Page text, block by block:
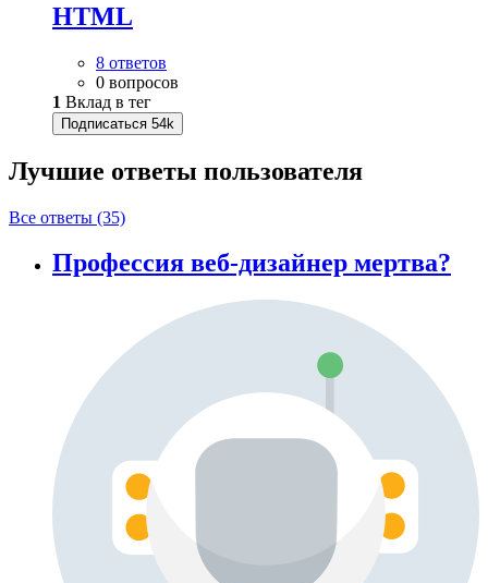
HTML
8 ответов
0 вопросов
1 Вклад в тег
Подписаться 54k
Лучшие ответы пользователя
Все ответы (35)
Профессия веб-дизайнер мертва?